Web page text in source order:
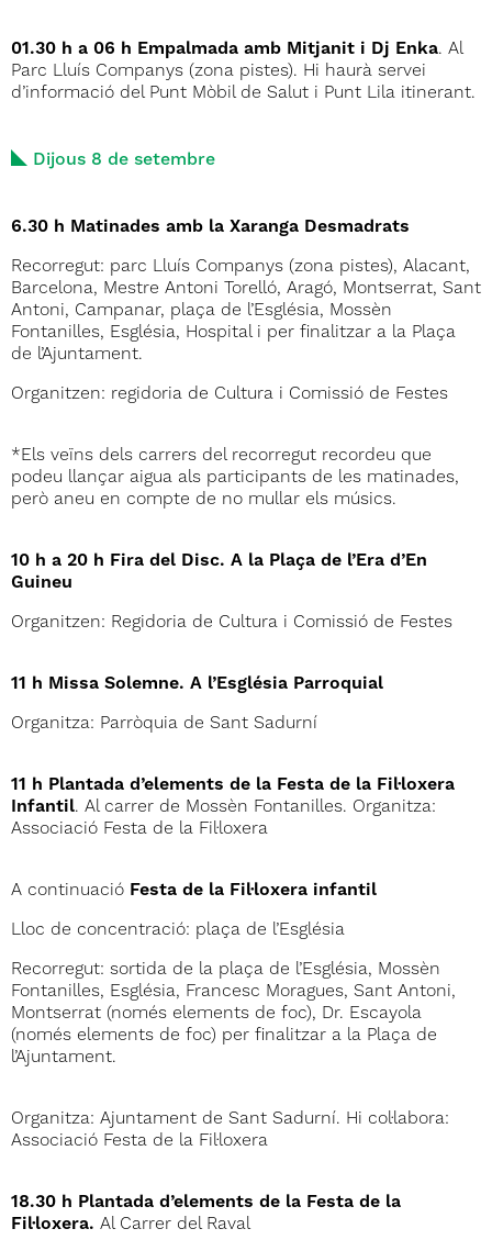
01.30 h a 06 h Empalmada amb Mitjanit i Dj Enka. Al
Parc Lluís Companys (zona pistes). Hi haurà servei
d’informació del Punt Mòbil de Salut i Punt Lila itinerant.
Dijous 8 de setembre
6.30 h Matinades amb la Xaranga Desmadrats
Recorregut: parc Lluís Companys (zona pistes), Alacant,
Barcelona, Mestre Antoni Torelló, Aragó, Montserrat, Sant
Antoni, Campanar, plaça de l’Església, Mossèn
Fontanilles, Església, Hospital i per finalitzar a la Plaça
de l’Ajuntament.
Organitzen: regidoria de Cultura i Comissió de Festes
*Els veïns dels carrers del recorregut recordeu que
podeu llançar aigua als participants de les matinades,
però aneu en compte de no mullar els músics.
10 h a 20 h Fira del Disc. A la Plaça de l’Era d’En
Guineu
Organitzen: Regidoria de Cultura i Comissió de Festes
11 h Missa Solemne. A l’Església Parroquial
Organitza: Parròquia de Sant Sadurní
11 h Plantada d’elements de la Festa de la Fil·loxera
Infantil. Al carrer de Mossèn Fontanilles. Organitza:
Associació Festa de la Fil·loxera
A continuació Festa de la Fil·loxera infantil
Lloc de concentració: plaça de l’Església
Recorregut: sortida de la plaça de l’Església, Mossèn
Fontanilles, Església, Francesc Moragues, Sant Antoni,
Montserrat (només elements de foc), Dr. Escayola
(només elements de foc) per finalitzar a la Plaça de
l’Ajuntament.
Organitza: Ajuntament de Sant Sadurní. Hi col·labora:
Associació Festa de la Fil·loxera
18.30 h Plantada d’elements de la Festa de la
Fil·loxera. Al Carrer del Raval